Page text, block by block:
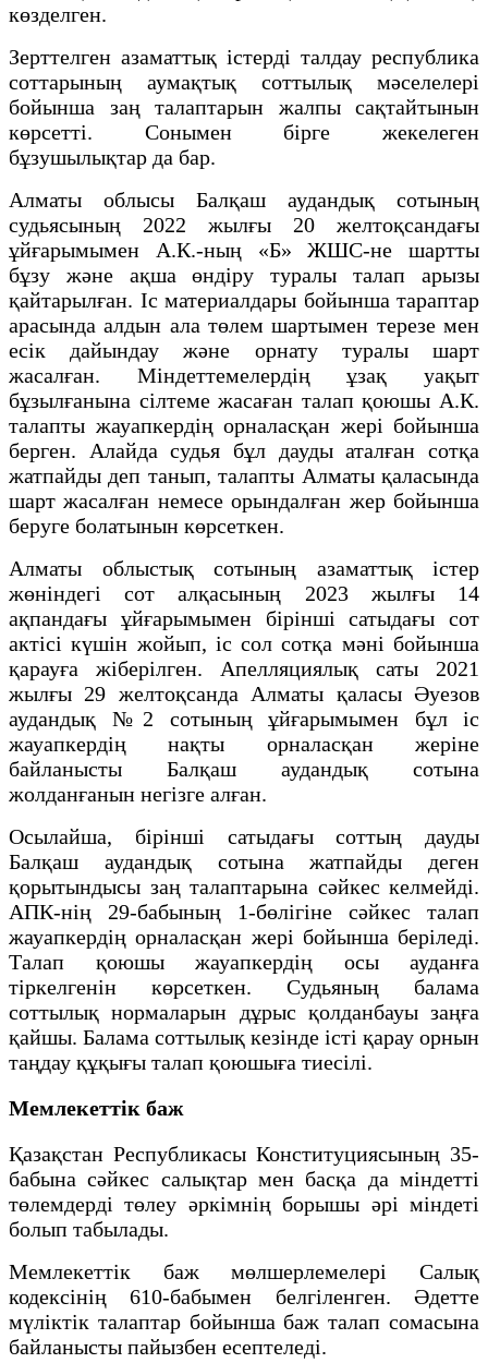
көзделген.
Зерттелген азаматтық істерді талдау республика
соттарының аумақтық соттылық мәселелері
бойынша заң талаптарын жалпы сақтайтынын
көрсетті. Сонымен бірге жекелеген
бұзушылықтар да бар.
Алматы облысы Балқаш аудандық сотының
судьясының 2022 жылғы 20 желтоқсандағы
ұйғарымымен А.К.-ның «Б» ЖШС-не шартты
бұзу және ақша өндіру туралы талап арызы
қайтарылған. Іс материалдары бойынша тараптар
арасында алдын ала төлем шартымен терезе мен
есік дайындау және орнату туралы шарт
жасалған. Міндеттемелердің ұзақ уақыт
бұзылғанына сілтеме жасаған талап қоюшы А.К.
талапты жауапкердің орналасқан жері бойынша
берген. Алайда судья бұл дауды аталған сотқа
жатпайды деп танып, талапты Алматы қаласында
шарт жасалған немесе орындалған жер бойынша
беруге болатынын көрсеткен.
Алматы облыстық сотының азаматтық істер
жөніндегі сот алқасының 2023 жылғы 14
ақпандағы ұйғарымымен бірінші сатыдағы сот
актісі күшін жойып, іс сол сотқа мәні бойынша
қарауға жіберілген. Апелляциялық саты 2021
жылғы 29 желтоқсанда Алматы қаласы Әуезов
аудандық №2 сотының ұйғарымымен бұл іс
жауапкердің нақты орналасқан жеріне
байланысты Балқаш аудандық сотына
жолданғанын негізге алған.
Осылайша, бірінші сатыдағы соттың дауды
Балқаш аудандық сотына жатпайды деген
қорытындысы заң талаптарына сәйкес келмейді.
АПК-нің 29-бабының 1-бөлігіне сәйкес талап
жауапкердің орналасқан жері бойынша беріледі.
Талап қоюшы жауапкердің осы ауданға
тіркелгенін көрсеткен. Судьяның балама
соттылық нормаларын дұрыс қолданбауы заңға
қайшы. Балама соттылық кезінде істі қарау орнын
таңдау құқығы талап қоюшыға тиесілі.
Мемлекеттік баж
Қазақстан Республикасы Конституциясының 35-
бабына сәйкес салықтар мен басқа да міндетті
төлемдерді төлеу әркімнің борышы әрі міндеті
болып табылады.
Мемлекеттік баж мөлшерлемелері Салық
кодексінің 610-бабымен белгіленген. Әдетте
мүліктік талаптар бойынша баж талап сомасына
байланысты пайызбен есептеледі.